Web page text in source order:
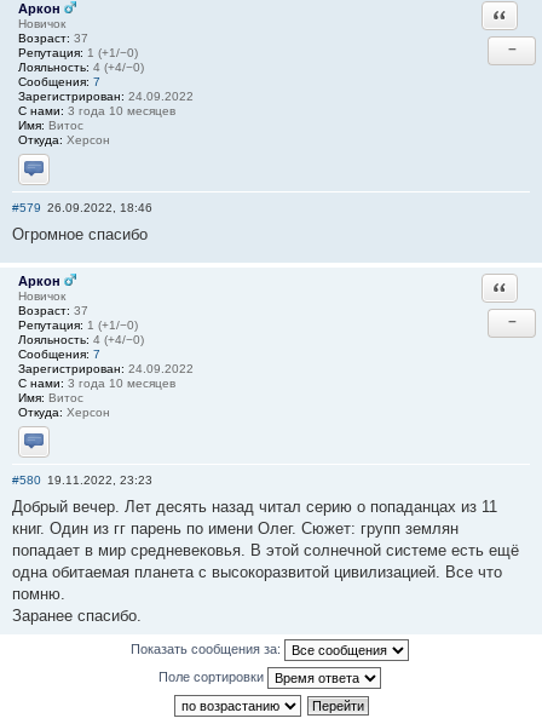
Аркон
Новичок
Возраст: 37
Репутация: 1 (+1/−0)
Лояльность: 4 (+4/−0)
Сообщения: 7
Зарегистрирован: 24.09.2022
С нами: 3 года 10 месяцев
Имя: Витос
Откуда: Херсон
Отправить личное сообщение
−
#579 26.09.2022, 18:46
Огромное спасибо
Аркон
Новичок
Возраст: 37
Репутация: 1 (+1/−0)
Лояльность: 4 (+4/−0)
Сообщения: 7
Зарегистрирован: 24.09.2022
С нами: 3 года 10 месяцев
Имя: Витос
Откуда: Херсон
Отправить личное сообщение
−
#580 19.11.2022, 23:23
Добрый вечер. Лет десять назад читал серию о попаданцах из 11
книг. Один из гг парень по имени Олег. Сюжет: групп землян
попадает в мир средневековья. В этой солнечной системе есть ещё
одна обитаемая планета с высокоразвитой цивилизацией. Все что
помню.
Заранее спасибо.
Показать сообщения за:
Поле сортировки